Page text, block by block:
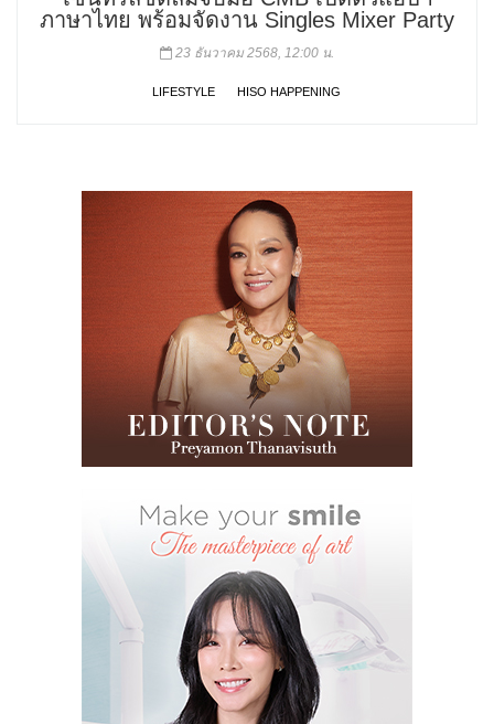
ภาษาไทย พร้อมจัดงาน Singles Mixer Party
23 ธันวาคม 2568, 12:00 น.
LIFESTYLE HISO HAPPENING